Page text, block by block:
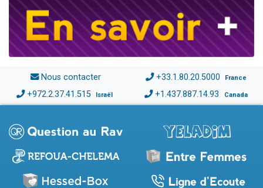
Nous contacter +33.1.80.20.5000 France
+972.2.37.41.515 Israël +1.437.887.14.93 Canada